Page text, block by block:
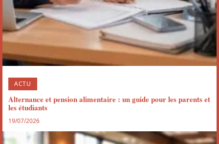
ACTU
Alternance et pension alimentaire : un guide pour les parents et
les étudiants
19/07/2026